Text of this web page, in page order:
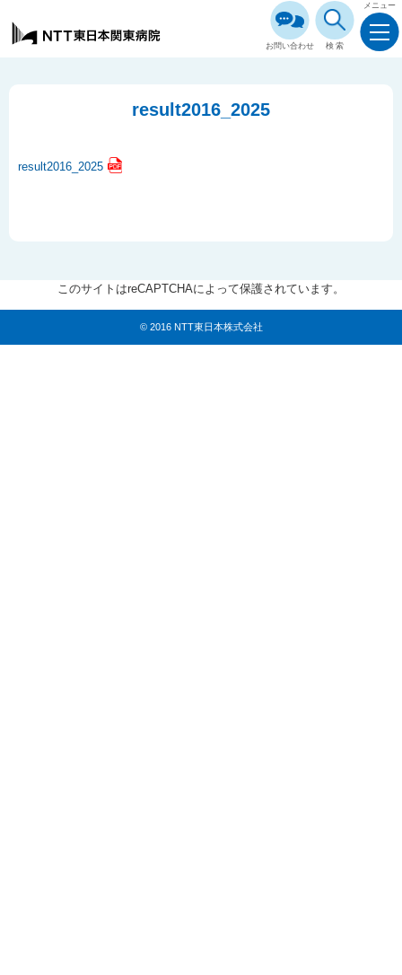
お問い合わせ 検索
メニュー
result2016_2025
result2016_2025
このサイトはreCAPTCHAによって保護されています。
© 2016 NTT東日本株式会社